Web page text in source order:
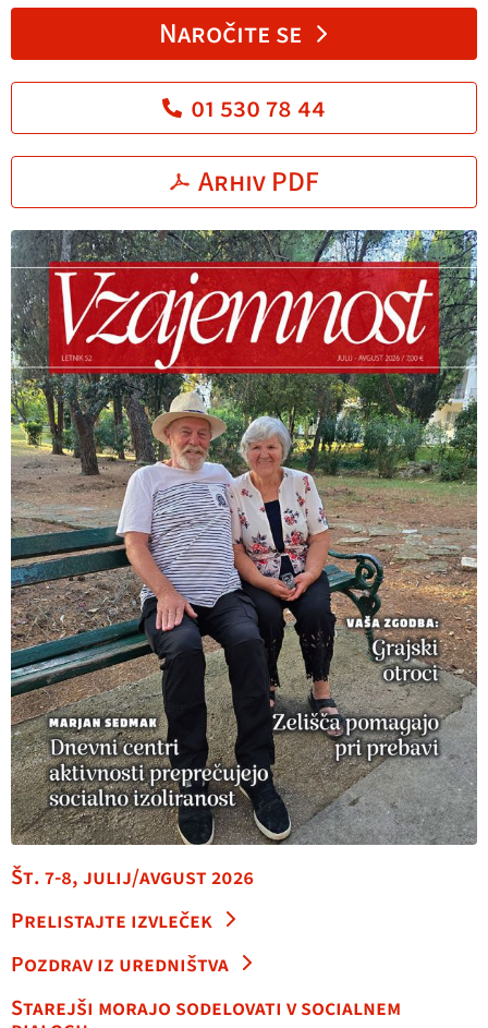
Naročite se
01 530 78 44
Arhiv PDF
Št. 7-8, julij/avgust 2026
Prelistajte izvleček
Pozdrav iz uredništva
Starejši morajo sodelovati v socialnem